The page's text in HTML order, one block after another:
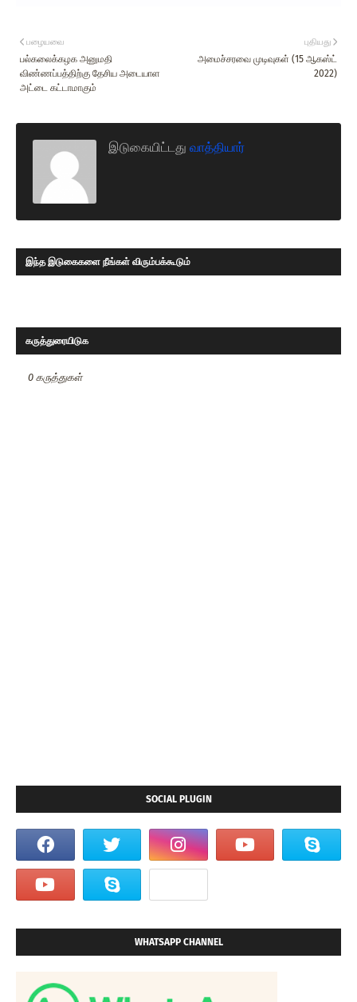
புதியது
அமைச்சரவை முடிவுகள் (15 ஆகஸ்ட்
2022)
பழையவை
பல்கலைக்கழக அனுமதி
விண்ணப்பத்திற்கு தேசிய அடையாள
அட்டை கட்டாமாகும்
இடுகையிட்டது வாத்தியார்
இந்த இடுகைகளை நீங்கள் விரும்பக்கூடும்
கருத்துரையிடுக
0 கருத்துகள்
SOCIAL PLUGIN
WHATSAPP CHANNEL